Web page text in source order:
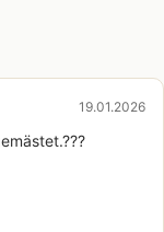
19.01.2026